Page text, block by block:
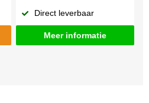
Direct leverbaar
Meer informatie